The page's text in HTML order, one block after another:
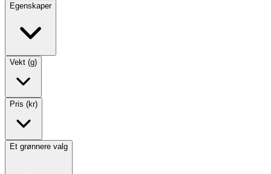
Egenskaper
Vekt (g)
Pris (kr)
Et grønnere valg